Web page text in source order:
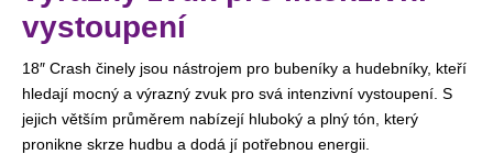
vystoupení
18″ Crash činely jsou nástrojem pro bubeníky a hudebníky, kteří
hledají mocný a výrazný zvuk pro svá intenzivní vystoupení. S
jejich větším průměrem nabízejí hluboký a plný tón, který
pronikne skrze hudbu a dodá jí potřebnou energii.